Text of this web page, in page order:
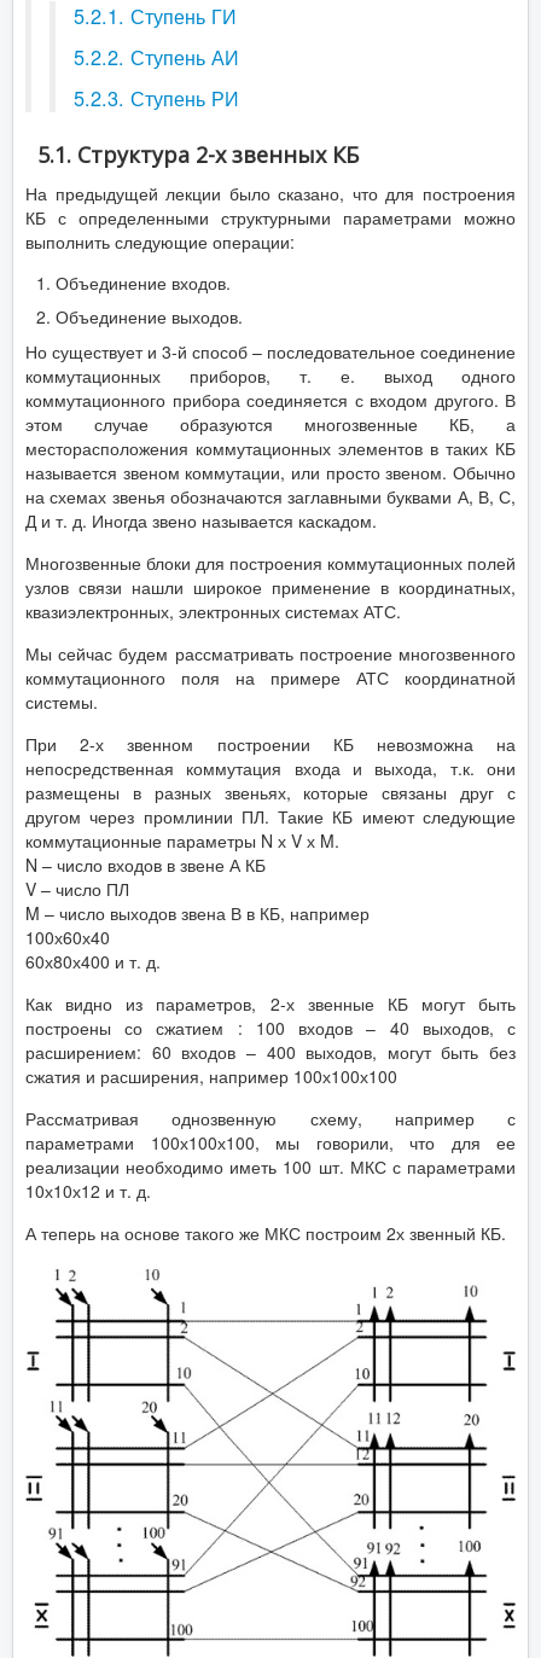
5.2.1. Ступень ГИ
5.2.2. Ступень АИ
5.2.3. Ступень РИ
5.1. Структура 2-х звенных КБ
На предыдущей лекции было сказано, что для построения
КБ с определенными структурными параметрами можно
выполнить следующие операции:
Объединение входов.
Объединение выходов.
Но существует и 3-й способ – последовательное соединение
коммутационных приборов, т. е. выход одного
коммутационного прибора соединяется с входом другого. В
этом случае образуются многозвенные КБ, а
месторасположения коммутационных элементов в таких КБ
называется звеном коммутации, или просто звеном. Обычно
на схемах звенья обозначаются заглавными буквами А, В, С,
Д и т. д. Иногда звено называется каскадом.
Многозвенные блоки для построения коммутационных полей
узлов связи нашли широкое применение в координатных,
квазиэлектронных, электронных системах АТС.
Мы сейчас будем рассматривать построение многозвенного
коммутационного поля на примере АТС координатной
системы.
При 2-х звенном построении КБ невозможна на
непосредственная коммутация входа и выхода, т.к. они
размещены в разных звеньях, которые связаны друг с
другом через промлинии ПЛ. Такие КБ имеют следующие
коммутационные параметры N х V х M.
N – число входов в звене А КБ
V – число ПЛ
M – число выходов звена В в КБ, например
100х60х40
60х80х400 и т. д.
Как видно из параметров, 2-х звенные КБ могут быть
построены со сжатием : 100 входов – 40 выходов, с
расширением: 60 входов – 400 выходов, могут быть без
сжатия и расширения, например 100х100х100
Рассматривая однозвенную схему, например с
параметрами 100х100х100, мы говорили, что для ее
реализации необходимо иметь 100 шт. МКС с параметрами
10х10х12 и т. д.
А теперь на основе такого же МКС построим 2х звенный КБ.